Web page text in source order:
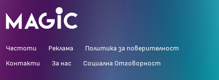
Честоти Реклама Политика за поверителност
Контакти За нас Социална Отговорност